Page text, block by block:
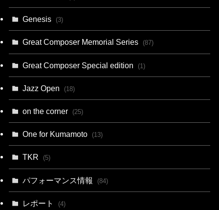
Genesis (3)
Great Composer Memorial Series (87)
Great Composer Special edition (1)
Jazz Open (18)
on the corner (25)
One for Kumamoto (13)
TKR (5)
パフォーマンス情報 (84)
レポート (4)